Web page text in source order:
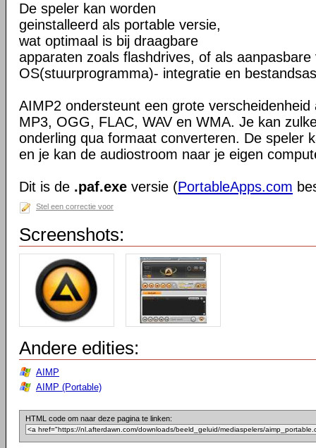
De speler kan worden
geinstalleerd als portable versie,
wat optimaal is bij draagbare
apparaten zoals flashdrives, of als aanpasbare
OS(stuurprogramma)- integratie en
AIMP2 ondersteunt een grote
MP3, OGG, FLAC, WAV en WMA. Je kan
onderling qua formaat converteren. De speler
en je kan de audiostroom naar je eigen
Dit is de .paf.exe versie (PortableApps.com
Stel een correctie voor
Screenshots:
Andere edities:
AIMP
AIMP (Portable)
HTML code om naar deze pagina te linken: